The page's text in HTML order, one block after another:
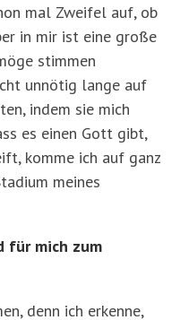
mal Zweifel auf, ob
in mir ist eine große
stimmen
unnötig lange auf
indem sie mich
es einen Gott gibt,
komme ich auf ganz
meines
für mich zum
denn ich erkenne,